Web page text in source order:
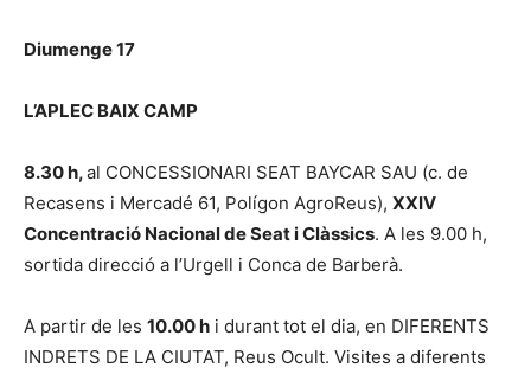
Diumenge 17
L’APLEC BAIX CAMP
8.30 h,al CONCESSIONARI SEAT BAYCAR SAU (c. de
Recasens i Mercadé 61, Polígon AgroReus), XXIV
Concentració Nacional de Seat i Clàssics. A les 9.00 h,
sortida direcció a l’Urgell i Conca de Barberà.
A partir de les 10.00 h i durant tot el dia, en DIFERENTS
INDRETS DE LA CIUTAT, Reus Ocult. Visites a diferents